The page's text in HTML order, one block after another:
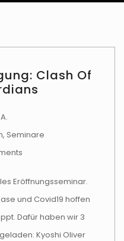
Clash Of
, Seminare
Eröffnungsseminar.
und Covid19 hoffen
Dafür haben wir 3
Kyoshi Oliver